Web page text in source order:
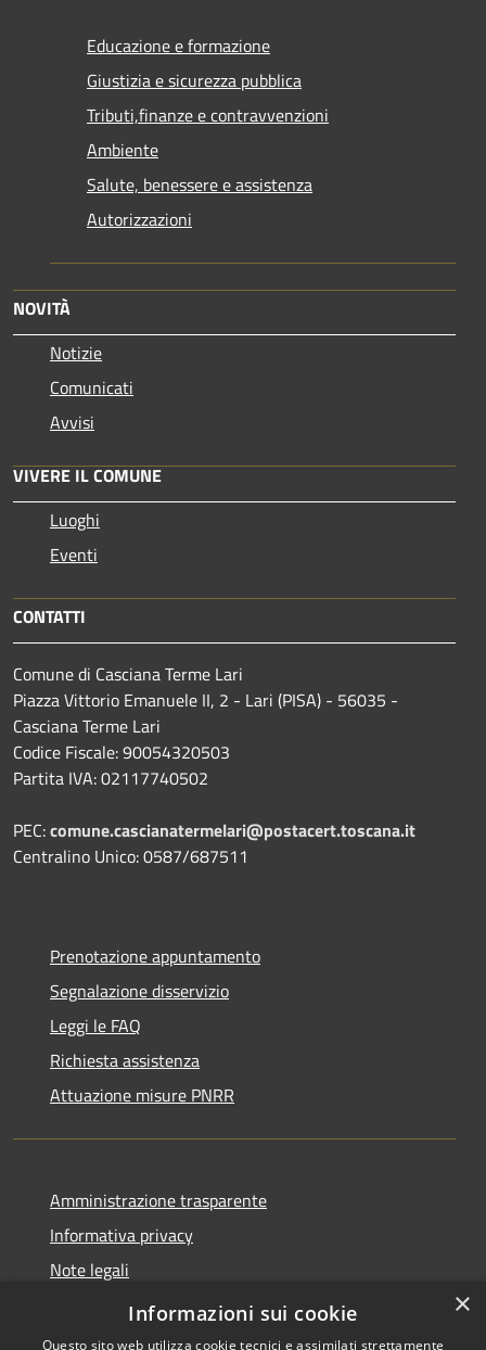
Educazione e formazione
Giustizia e sicurezza pubblica
Tributi,finanze e contravvenzioni
Ambiente
Salute, benessere e assistenza
Autorizzazioni
NOVITÀ
Notizie
Comunicati
Avvisi
VIVERE IL COMUNE
Luoghi
Eventi
CONTATTI
Comune di Casciana Terme Lari
Piazza Vittorio Emanuele II, 2 - Lari (PISA) - 56035 -
Casciana Terme Lari
Codice Fiscale: 90054320503
Partita IVA: 02117740502
PEC:comune.cascianatermelari@postacert.toscana.it
Centralino Unico: 0587/687511
Prenotazione appuntamento
Segnalazione disservizio
Leggi le FAQ
Richiesta assistenza
Attuazione misure PNRR
Amministrazione trasparente
Informativa privacy
Note legali
Dichiarazione di accessibilità
×
Informazioni sui cookie
Questo sito web utilizza cookie tecnici e assimilati strettamente